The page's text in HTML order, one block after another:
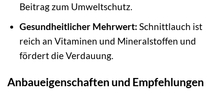
Beitrag zum Umweltschutz.
Gesundheitlicher Mehrwert: Schnittlauch ist
reich an Vitaminen und Mineralstoffen und
fördert die Verdauung.
Anbaueigenschaften und Empfehlungen